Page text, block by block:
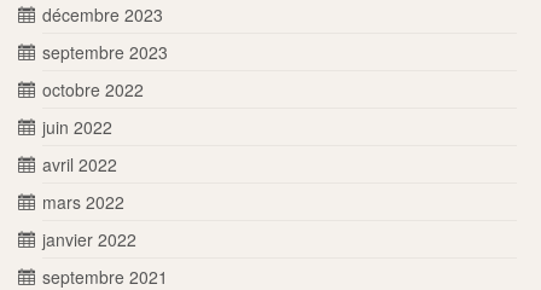
décembre 2023
septembre 2023
octobre 2022
juin 2022
avril 2022
mars 2022
janvier 2022
septembre 2021